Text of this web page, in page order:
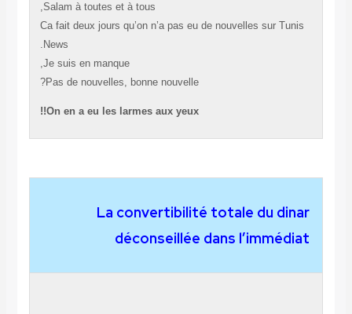
Salam à toutes et à tous,
Ca fait deux jours qu’on n’a pas eu de nouvelles sur
Je suis en manque,
Pas de nouvelles, bonne nouvelle?
On en a eu les larmes aux yeux!!
La convertibilité totale du
déconseillée dans